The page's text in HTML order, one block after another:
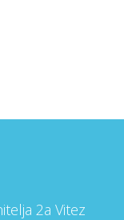
2a Vitez